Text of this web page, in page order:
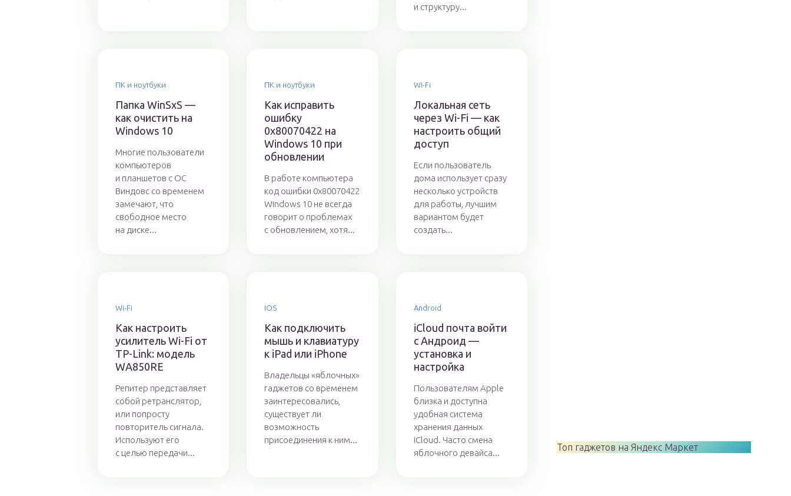
и структуру...
ПК и ноутбуки
Папка WinSxS —
как очистить на
Windows 10
Многие пользователи
компьютеров
и планшетов с ОС
Виндовс со временем
замечают, что
свободное место
на диске...
ПК и ноутбуки
Как исправить
ошибку
0x80070422 на
Windows 10 при
обновлении
В работе компьютера
код ошибки 0x80070422
Windows 10 не всегда
говорит о проблемах
с обновлением, хотя...
Wi-Fi
Локальная сеть
через Wi-Fi — как
настроить общий
доступ
Если пользователь
дома использует сразу
несколько устройств
для работы, лучшим
вариантом будет
создать...
Wi-Fi
Как настроить
усилитель Wi-Fi от
TP-Link: модель
WA850RE
Репитер представляет
собой ретранслятор,
или попросту
повторитель сигнала.
Используют его
с целью передачи...
IOS
Как подключить
мышь и клавиатуру
к iPad или iPhone
Владельцы «яблочных»
гаджетов со временем
заинтересовались,
существует ли
возможность
присоединения к ним...
Android
iСloud почта войти
с Андроид —
установка и
настройка
Пользователям Apple
близка и доступна
удобная система
хранения данных
iCloud. Часто смена
яблочного девайса...
Топ гаджетов на Яндекс Маркет